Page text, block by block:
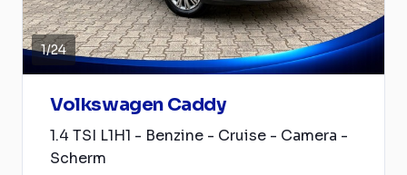
1/24
Volkswagen Caddy
1.4 TSI L1H1 - Benzine - Cruise - Camera -
Scherm